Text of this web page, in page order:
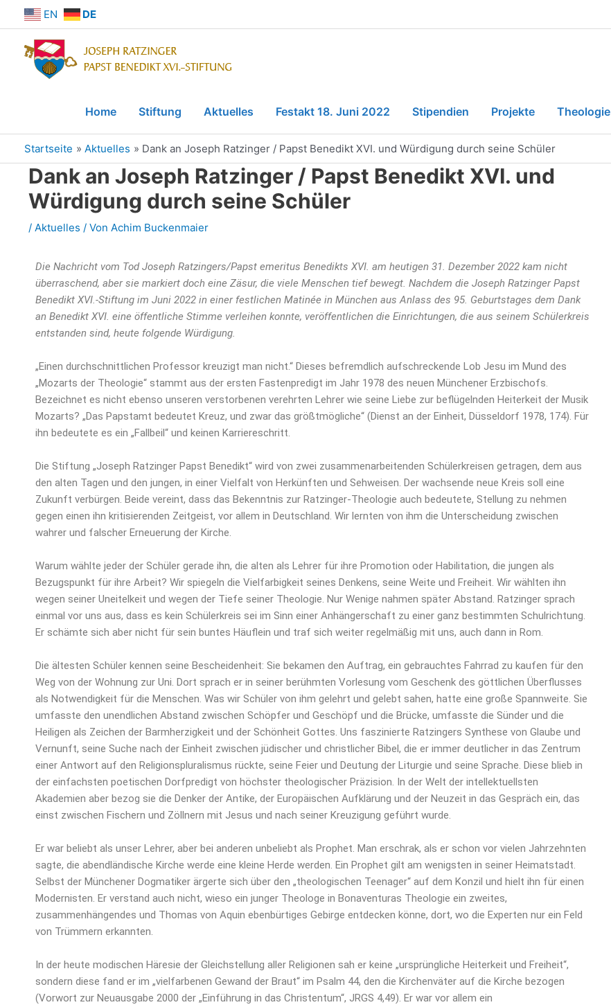
EN DE
Home Stiftung Aktuelles Festakt 18. Juni 2022 Stipendien Projekte Theologie
Startseite Aktuelles Dank an Joseph Ratzinger / Papst Benedikt XVI. und Würdigung durch seine Schüler
Dank an Joseph Ratzinger / Papst Benedikt XVI. und
Würdigung durch seine Schüler
/ Aktuelles / Von Achim Buckenmaier
Die Nachricht vom Tod Joseph Ratzingers/Papst emeritus Benedikts XVI. am heutigen 31. Dezember 2022 kam nicht
überraschend, aber sie markiert doch eine Zäsur, die viele Menschen tief bewegt. Nachdem die Joseph Ratzinger Papst
Benedikt XVI.-Stiftung im Juni 2022 in einer festlichen Matinée in München aus Anlass des 95. Geburtstages dem Dank
an Benedikt XVI. eine öffentliche Stimme verleihen konnte, veröffentlichen die Einrichtungen, die aus seinem Schülerkreis
entstanden sind, heute folgende Würdigung.
„Einen durchschnittlichen Professor kreuzigt man nicht.“ Dieses befremdlich aufschreckende Lob Jesu im Mund des
„Mozarts der Theologie“ stammt aus der ersten Fastenpredigt im Jahr 1978 des neuen Münchener Erzbischofs.
Bezeichnet es nicht ebenso unseren verstorbenen verehrten Lehrer wie seine Liebe zur beflügelnden Heiterkeit der Musik
Mozarts? „Das Papstamt bedeutet Kreuz, und zwar das größtmögliche“ (Dienst an der Einheit, Düsseldorf 1978, 174). Für
ihn bedeutete es ein „Fallbeil“ und keinen Karriereschritt.
Die Stiftung „Joseph Ratzinger Papst Benedikt“ wird von zwei zusammenarbeitenden Schülerkreisen getragen, dem aus
den alten Tagen und den jungen, in einer Vielfalt von Herkünften und Sehweisen. Der wachsende neue Kreis soll eine
Zukunft verbürgen. Beide vereint, dass das Bekenntnis zur Ratzinger-Theologie auch bedeutete, Stellung zu nehmen
gegen einen ihn kritisierenden Zeitgeist, vor allem in Deutschland. Wir lernten von ihm die Unterscheidung zwischen
wahrer und falscher Erneuerung der Kirche.
Warum wählte jeder der Schüler gerade ihn, die alten als Lehrer für ihre Promotion oder Habilitation, die jungen als
Bezugspunkt für ihre Arbeit? Wir spiegeln die Vielfarbigkeit seines Denkens, seine Weite und Freiheit. Wir wählten ihn
wegen seiner Uneitelkeit und wegen der Tiefe seiner Theologie. Nur Wenige nahmen später Abstand. Ratzinger sprach
einmal vor uns aus, dass es kein Schülerkreis sei im Sinn einer Anhängerschaft zu einer ganz bestimmten Schulrichtung.
Er schämte sich aber nicht für sein buntes Häuflein und traf sich weiter regelmäßig mit uns, auch dann in Rom.
Die ältesten Schüler kennen seine Bescheidenheit: Sie bekamen den Auftrag, ein gebrauchtes Fahrrad zu kaufen für den
Weg von der Wohnung zur Uni. Dort sprach er in seiner berühmten Vorlesung vom Geschenk des göttlichen Überflusses
als Notwendigkeit für die Menschen. Was wir Schüler von ihm gelehrt und gelebt sahen, hatte eine große Spannweite. Sie
umfasste den unendlichen Abstand zwischen Schöpfer und Geschöpf und die Brücke, umfasste die Sünder und die
Heiligen als Zeichen der Barmherzigkeit und der Schönheit Gottes. Uns faszinierte Ratzingers Synthese von Glaube und
Vernunft, seine Suche nach der Einheit zwischen jüdischer und christlicher Bibel, die er immer deutlicher in das Zentrum
einer Antwort auf den Religionspluralismus rückte, seine Feier und Deutung der Liturgie und seine Sprache. Diese blieb in
der einfachsten poetischen Dorfpredigt von höchster theologischer Präzision. In der Welt der intellektuellsten
Akademien aber bezog sie die Denker der Antike, der Europäischen Aufklärung und der Neuzeit in das Gespräch ein, das
einst zwischen Fischern und Zöllnern mit Jesus und nach seiner Kreuzigung geführt wurde.
Er war beliebt als unser Lehrer, aber bei anderen unbeliebt als Prophet. Man erschrak, als er schon vor vielen Jahrzehnten
sagte, die abendländische Kirche werde eine kleine Herde werden. Ein Prophet gilt am wenigsten in seiner Heimatstadt.
Selbst der Münchener Dogmatiker ärgerte sich über den „theologischen Teenager“ auf dem Konzil und hielt ihn für einen
Modernisten. Er verstand auch nicht, wieso ein junger Theologe in Bonaventuras Theologie ein zweites,
zusammenhängendes und Thomas von Aquin ebenbürtiges Gebirge entdecken könne, dort, wo die Experten nur ein Feld
von Trümmern erkannten.
In der heute modischen Häresie der Gleichstellung aller Religionen sah er keine „ursprüngliche Heiterkeit und Freiheit“,
sondern diese fand er im „vielfarbenen Gewand der Braut“ im Psalm 44, den die Kirchenväter auf die Kirche bezogen
(Vorwort zur Neuausgabe 2000 der „Einführung in das Christentum“, JRGS 4,49). Er war vor allem ein